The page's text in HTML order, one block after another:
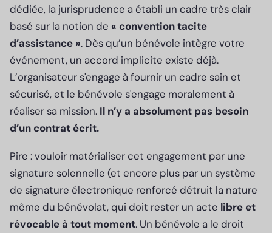
dédiée, la jurisprudence a établi un cadre très clair
basé sur la notion de « convention tacite
d’assistance ». Dès qu’un bénévole intègre votre
événement, un accord implicite existe déjà.
L’organisateur s'engage à fournir un cadre sain et
sécurisé, et le bénévole s'engage moralement à
réaliser sa mission. Il n’y a absolument pas besoin
d’un contrat écrit.
Pire : vouloir matérialiser cet engagement par une
signature solennelle (et encore plus par un système
de signature électronique renforcé détruit la nature
même du bénévolat, qui doit rester un acte libre et
révocable à tout moment. Un bénévole a le droit